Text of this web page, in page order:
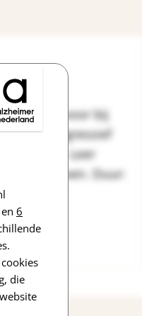
6
die
voor bij
nooit agressief
zijn. Leer
je kunt doen. Duur: